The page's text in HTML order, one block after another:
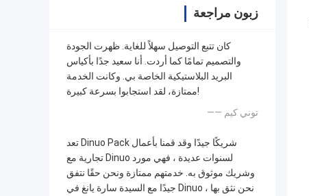
زبون مراجعة
كان تتبع التوصيل سهلاً للغاية. ظهرت الجودة
والتصميم تمامًا كما أردت. أنا سعيد جدًا بأكياس
البريد البلاستيكية الخاصة بي. وكانت الخدمة
ممتازة، لقد استجابوا بسرعة كبيرة!
—— توني كيم
تعد Dinuo Pack شريكًا جيدًا وقد قمنا بأعمال
تجارية مع Dinuo لسنوات عديدة ، فهي مورد
وشريك موثوق به. خدمتهم ممتازة ونحن حقًا نتفق
جيدًا مع السيدة سارة يانغ في Dinuo ، نحن نثق بها